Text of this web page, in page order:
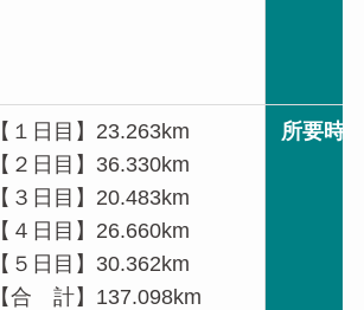
【１日目】23.263km
【２日目】36.330km
【３日目】20.483km
【４日目】26.660km
【５日目】30.362km
【合 計】137.098km
所要時